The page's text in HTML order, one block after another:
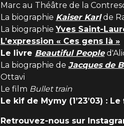
Marc au Théâtre de la
La biographie Kaiser Karlde
La biographie Yves Saint-
L’expression « Ces gens là »
Le livre Beautiful People
La biographie de Jacques de
Ottavi
Le film Bullet train
Le kif de Mymy (1’23’03) :
Retrouvez-nous sur